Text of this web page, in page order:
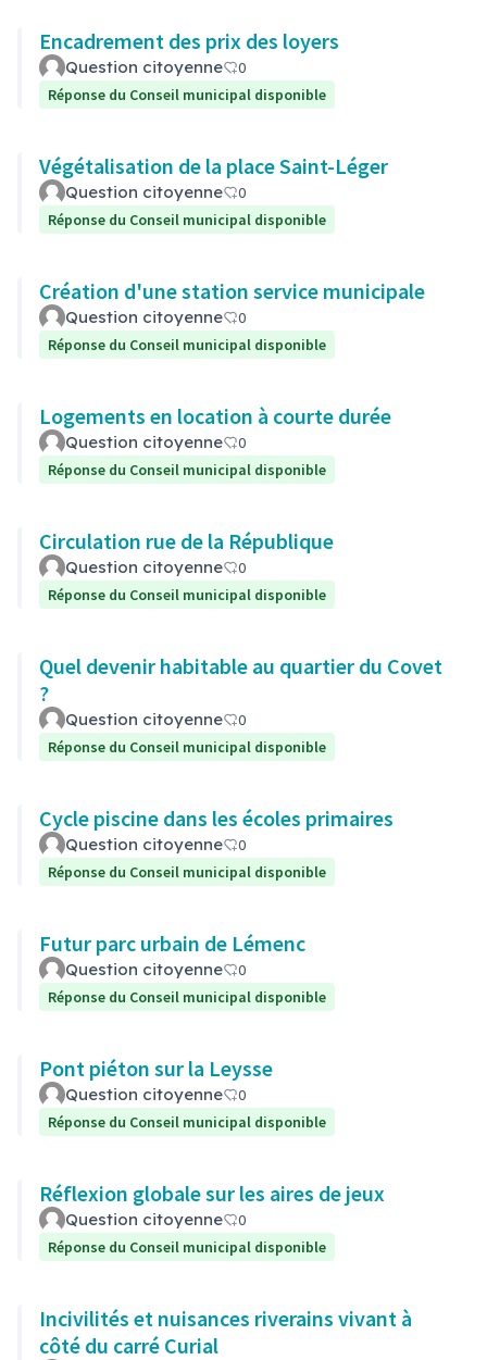
Encadrement des prix des loyers
Question citoyenne
0
Réponse du Conseil municipal disponible
Végétalisation de la place Saint-Léger
Question citoyenne
0
Réponse du Conseil municipal disponible
Création d'une station service municipale
Question citoyenne
0
Réponse du Conseil municipal disponible
Logements en location à courte durée
Question citoyenne
0
Réponse du Conseil municipal disponible
Circulation rue de la République
Question citoyenne
0
Réponse du Conseil municipal disponible
Quel devenir habitable au quartier du Covet
?
Question citoyenne
0
Réponse du Conseil municipal disponible
Cycle piscine dans les écoles primaires
Question citoyenne
0
Réponse du Conseil municipal disponible
Futur parc urbain de Lémenc
Question citoyenne
0
Réponse du Conseil municipal disponible
Pont piéton sur la Leysse
Question citoyenne
0
Réponse du Conseil municipal disponible
Réflexion globale sur les aires de jeux
Question citoyenne
0
Réponse du Conseil municipal disponible
Incivilités et nuisances riverains vivant à
côté du carré Curial